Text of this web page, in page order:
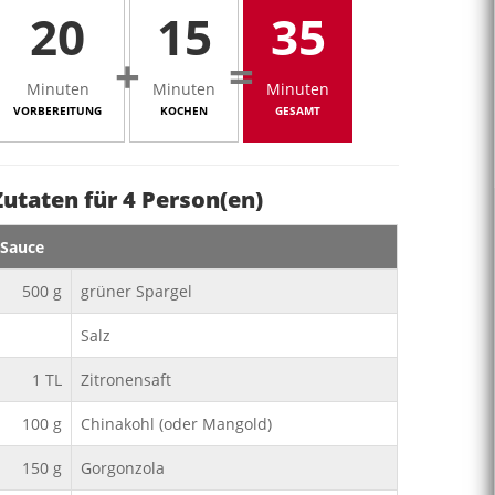
20
Minuten
VORBEREITUNG
+
15
Minuten
KOCHEN
=
35
Minuten
GESAMT
für4 Person(en)
Sauce
500 g grüner Spargel
Salz
1 TL Zitronensaft
100 g Chinakohl (oder Mangold)
150 g Gorgonzola